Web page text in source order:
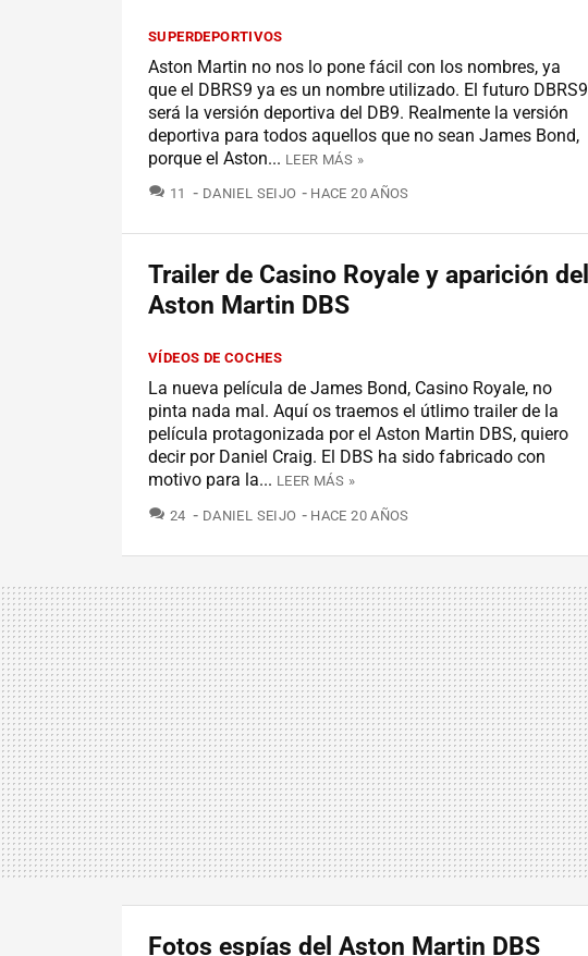
SUPERDEPORTIVOS
Aston Martin no nos lo pone fácil con los nombres, ya
que el DBRS9 ya es un nombre utilizado. El futuro DBRS9
será la versión deportiva del DB9. Realmente la versión
deportiva para todos aquellos que no sean James Bond,
porque el Aston... LEER MÁS »
11 COMENTARIOS
DANIEL SEIJO HACE 20 AÑOS
Trailer de Casino Royale y aparición del
Aston Martin DBS
VÍDEOS DE COCHES
La nueva película de James Bond, Casino Royale, no
pinta nada mal. Aquí os traemos el útlimo trailer de la
película protagonizada por el Aston Martin DBS, quiero
decir por Daniel Craig. El DBS ha sido fabricado con
motivo para la... LEER MÁS »
24 COMENTARIOS
DANIEL SEIJO HACE 20 AÑOS
Fotos espías del Aston Martin DBS